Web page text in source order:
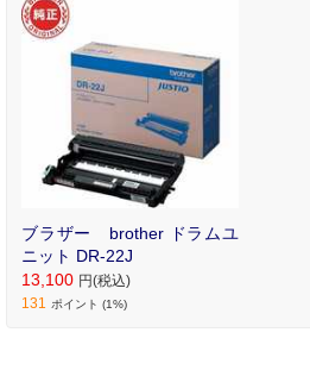
ブラザー brother ドラムユ
ニット DR-22J
13,100 円(税込)
131 ポイント (1%)